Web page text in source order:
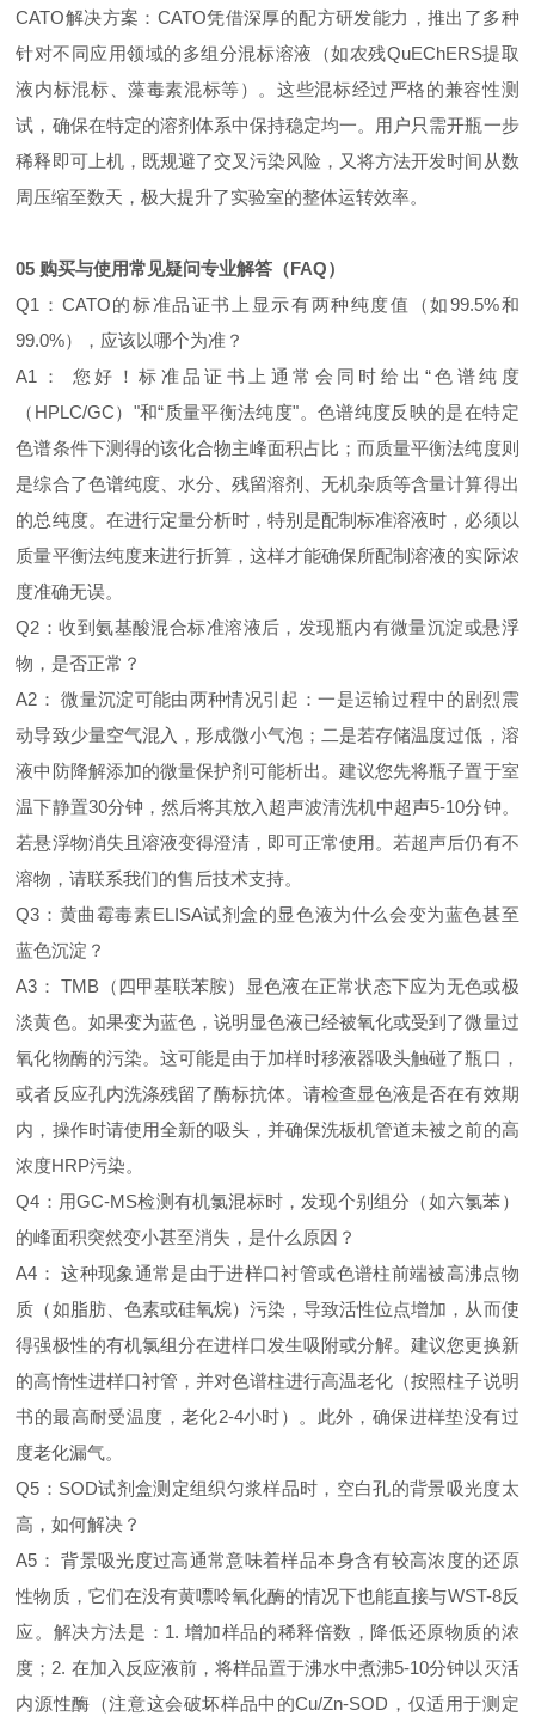
CATO解决方案：CATO凭借深厚的配方研发能力，推出了多种
针对不同应用领域的多组分混标溶液（如农残QuEChERS提取
液内标混标、藻毒素混标等）。这些混标经过严格的兼容性测
试，确保在特定的溶剂体系中保持稳定均一。用户只需开瓶一步
稀释即可上机，既规避了交叉污染风险，又将方法开发时间从数
周压缩至数天，极大提升了实验室的整体运转效率。
05 购买与使用常见疑问专业解答（FAQ）
Q1：CATO的标准品证书上显示有两种纯度值（如99.5%和
99.0%），应该以哪个为准？
A1： 您好！标准品证书上通常会同时给出“色谱纯度
（HPLC/GC）"和“质量平衡法纯度"。色谱纯度反映的是在特定
色谱条件下测得的该化合物主峰面积占比；而质量平衡法纯度则
是综合了色谱纯度、水分、残留溶剂、无机杂质等含量计算得出
的总纯度。在进行定量分析时，特别是配制标准溶液时，必须以
质量平衡法纯度来进行折算，这样才能确保所配制溶液的实际浓
度准确无误。
Q2：收到氨基酸混合标准溶液后，发现瓶内有微量沉淀或悬浮
物，是否正常？
A2： 微量沉淀可能由两种情况引起：一是运输过程中的剧烈震
动导致少量空气混入，形成微小气泡；二是若存储温度过低，溶
液中防降解添加的微量保护剂可能析出。建议您先将瓶子置于室
温下静置30分钟，然后将其放入超声波清洗机中超声5-10分钟。
若悬浮物消失且溶液变得澄清，即可正常使用。若超声后仍有不
溶物，请联系我们的售后技术支持。
Q3：黄曲霉毒素ELISA试剂盒的显色液为什么会变为蓝色甚至
蓝色沉淀？
A3： TMB（四甲基联苯胺）显色液在正常状态下应为无色或极
淡黄色。如果变为蓝色，说明显色液已经被氧化或受到了微量过
氧化物酶的污染。这可能是由于加样时移液器吸头触碰了瓶口，
或者反应孔内洗涤残留了酶标抗体。请检查显色液是否在有效期
内，操作时请使用全新的吸头，并确保洗板机管道未被之前的高
浓度HRP污染。
Q4：用GC-MS检测有机氯混标时，发现个别组分（如六氯苯）
的峰面积突然变小甚至消失，是什么原因？
A4： 这种现象通常是由于进样口衬管或色谱柱前端被高沸点物
质（如脂肪、色素或硅氧烷）污染，导致活性位点增加，从而使
得强极性的有机氯组分在进样口发生吸附或分解。建议您更换新
的高惰性进样口衬管，并对色谱柱进行高温老化（按照柱子说明
书的最高耐受温度，老化2-4小时）。此外，确保进样垫没有过
度老化漏气。
Q5：SOD试剂盒测定组织匀浆样品时，空白孔的背景吸光度太
高，如何解决？
A5： 背景吸光度过高通常意味着样品本身含有较高浓度的还原
性物质，它们在没有黄嘌呤氧化酶的情况下也能直接与WST-8反
应。解决方法是：1. 增加样品的稀释倍数，降低还原物质的浓
度；2. 在加入反应液前，将样品置于沸水中煮沸5-10分钟以灭活
内源性酶（注意这会破坏样品中的Cu/Zn-SOD，仅适用于测定